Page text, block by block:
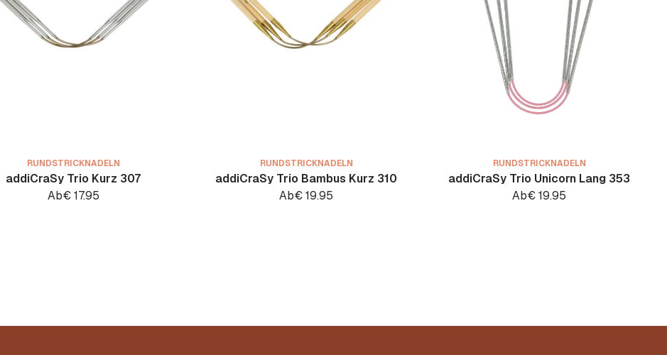
RUNDSTRICKNADELN
addiCraSy Trio Kurz 307
Ab€17.95
RUNDSTRICKNADELN
addiCraSy Trio Bambus Kurz 310
Ab€19.95
RUNDSTRICKNADELN
addiCraSy Trio Unicorn Lang 353
Ab€19.95